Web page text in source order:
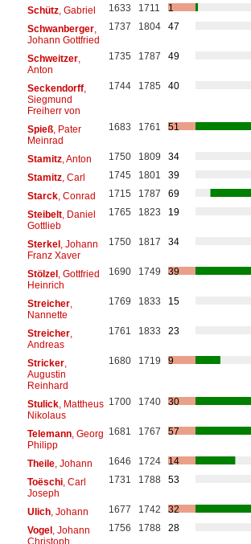
Schütz, Gabriel 1633 1711
1
Schwanberger,
Johann Gottfried
1737 1804 47
Schweitzer,
Anton
1735 1787 49
Seckendorff,
Siegmund
Freiherr von
1744 1785 40
Spieß, Pater
Meinrad
1683 1761 51
Stamitz, Anton 1750 1809
34
Stamitz, Carl 1745 1801
39
Starck, Conrad 1715 1787
69
Steibelt, Daniel
Gottlieb
1765 1823 19
Sterkel, Johann
Franz Xaver
1750 1817 34
Stölzel, Gottfried
Heinrich
1690 1749 39
Streicher,
Nannette
1769 1833 15
Streicher,
Andreas
1761 1833 23
Stricker,
Augustin
Reinhard
1680 1719 9
Stulick, Mattheus
Nikolaus
1700 1740 30
Telemann, Georg
Philipp
1681 1767 57
Theile, Johann 1646 1724
14
Toëschi, Carl
Joseph
1731 1788 53
Ulich, Johann 1677 1742
32
Vogel, Johann
Christoph
1756 1788 28